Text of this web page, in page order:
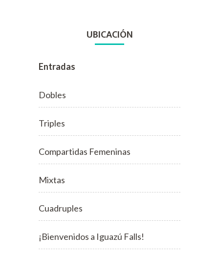
Compartidas Femeninas
Mixtas
Cuadruples
¡Bienvenidos a Iguazú Falls!
Ubicación
Páginas
Inicio